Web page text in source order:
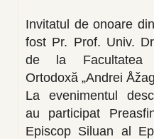
Invitatul de onoare
fost Pr. Prof. Univ.
de la Fa­cultatea
Ortodoxă „Andrei
La evenimentul
au participat
Episcop Siluan al